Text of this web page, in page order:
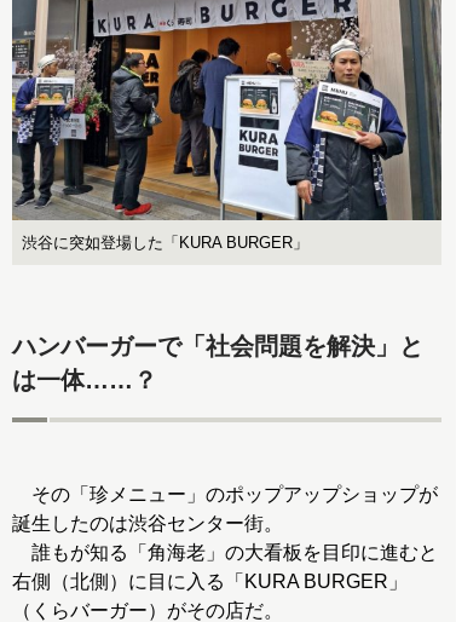
渋谷に突如登場した「KURA BURGER」
ハンバーガーで「社会問題を解決」と
は一体……？
その「珍メニュー」のポップアップショップが
誕生したのは渋谷センター街。
誰もが知る「角海老」の大看板を目印に進むと
右側（北側）に目に入る「KURA BURGER」
（くらバーガー）がその店だ。